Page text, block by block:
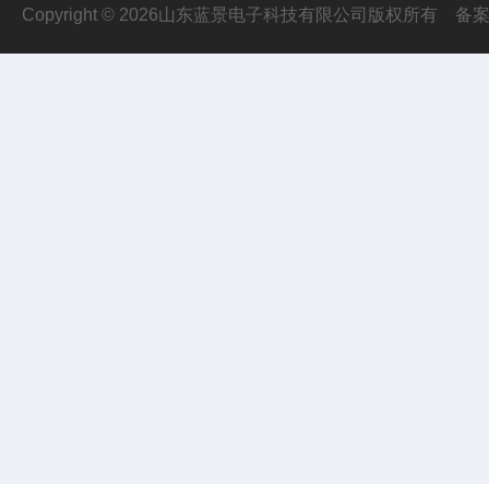
Copyright © 2026山东蓝景电子科技有限公司版权所有 备